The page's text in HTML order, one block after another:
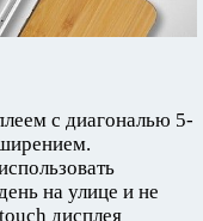
с диагональю 5-
на улице и не
дисплея